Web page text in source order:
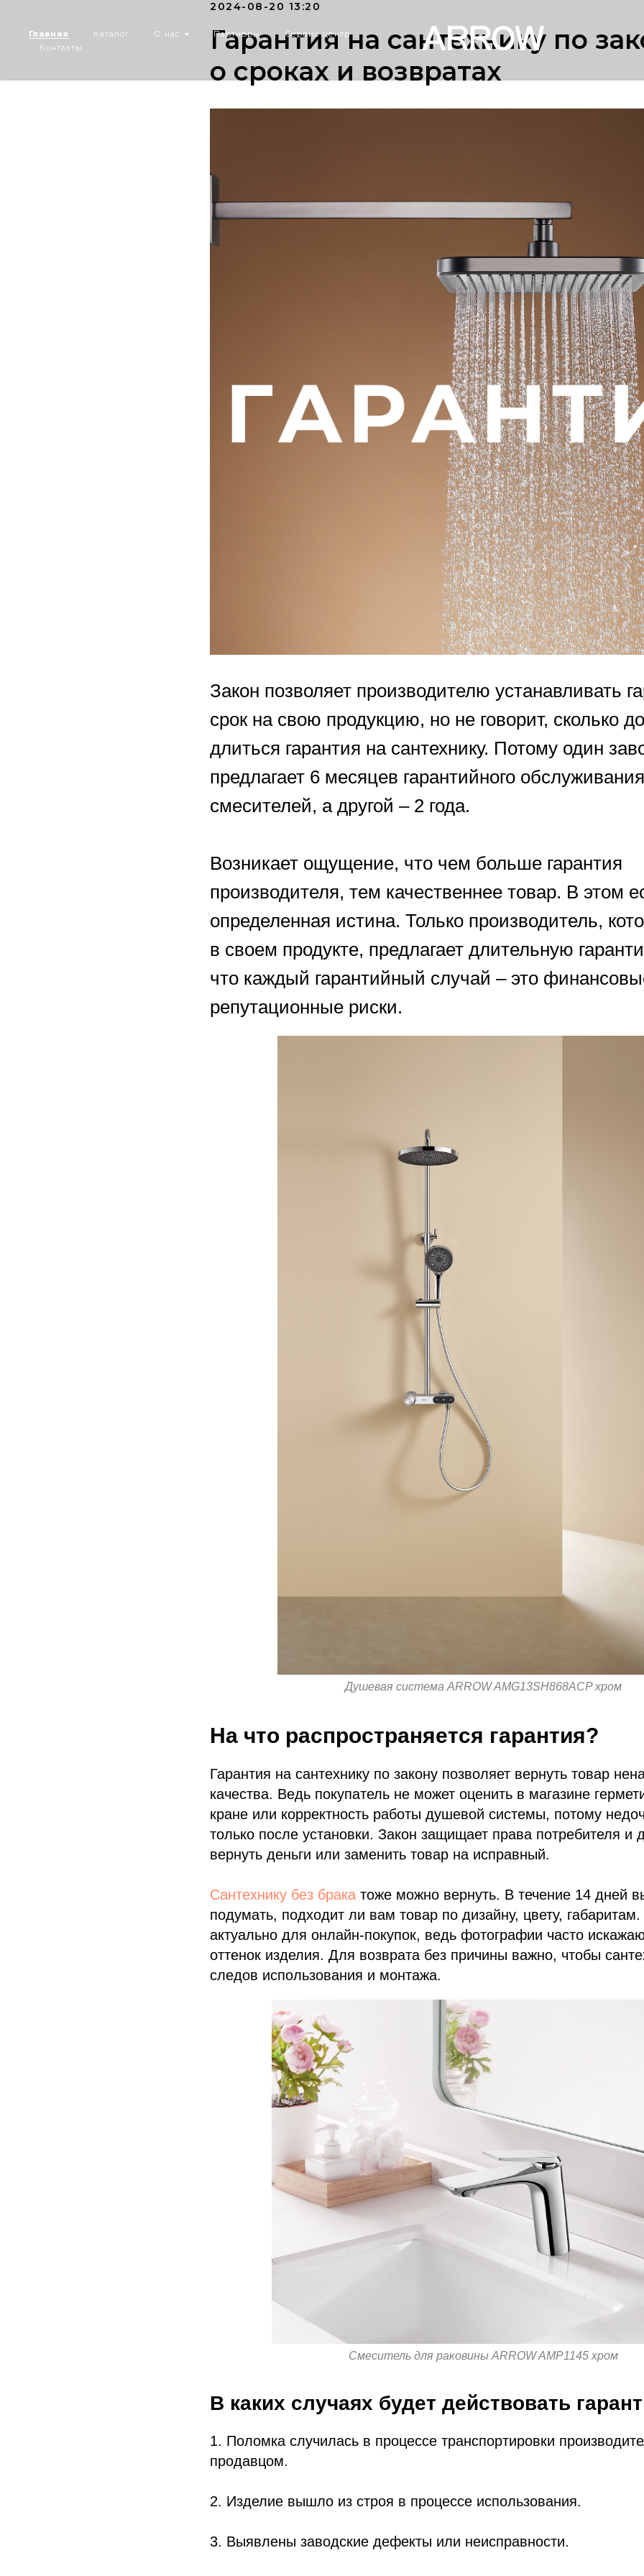
Главная Каталог О нас Партнеры
Сервис центр
Контакты
2024-08-20 13:20
Гарантия на сантехнику по
о сроках и возвратах
Закон позволяет производителю устанавливать
срок на свою продукцию, но не говорит, сколько
длиться гарантия на сантехнику. Потому один
предлагает 6 месяцев гарантийного
смесителей, а другой – 2 года.
Возникает ощущение, что чем больше гарантия
производителя, тем качественнее товар. В этом
определенная истина. Только производитель,
в своем продукте, предлагает длительную
что каждый гарантийный случай – это
репутационные риски.
Душевая система ARROW AMG13SH868ACP хром
На что распространяется гарантия?
Гарантия на сантехнику по закону позволяет вернуть товар
качества. Ведь покупатель не может оценить в магазине
кране или корректность работы душевой системы, потому
только после установки. Закон защищает права потребителя и
вернуть деньги или заменить товар на исправный.
Сантехнику без брака тоже можно вернуть. В течение 14 дней
подумать, подходит ли вам товар по дизайну, цвету,
актуально для онлайн-покупок, ведь фотографии часто
оттенок изделия. Для возврата без причины важно, чтобы
следов использования и монтажа.
Cмеситель для раковины ARROW AMP1145 хром
В каких случаях будет действовать
1. Поломка случилась в процессе транспортировки
продавцом.
2. Изделие вышло из строя в процессе использования.
3. Выявлены заводские дефекты или неисправности.